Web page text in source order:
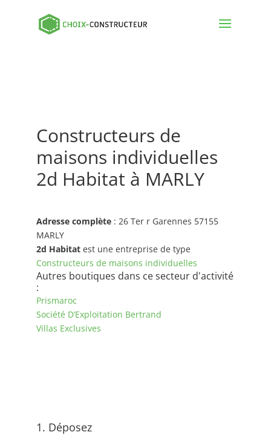
Constructeurs de
maisons individuelles
2d Habitat à MARLY
Adresse complète: 26 Ter r Garennes 57155
MARLY
2d Habitatest une entreprise de type
Constructeurs de maisons individuelles
Autres boutiques dans ce secteur d'activité
:
Prismaroc
Société D’Exploitation Bertrand
Villas Exclusives
1. Déposez